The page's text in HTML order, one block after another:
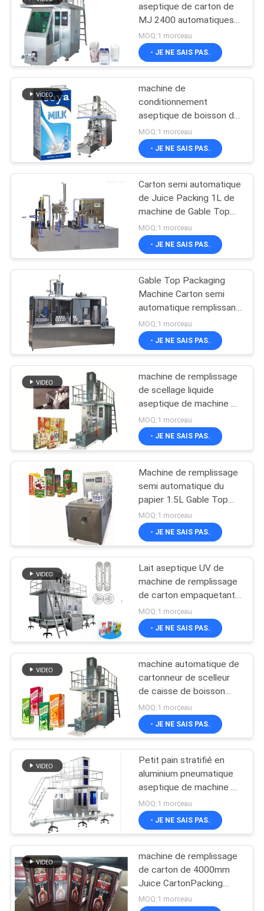
NOUVELLES
LES
AFFAIRES
DEMANDEZ
UN DEVIS
PLAN
SITE
PRIVACY
POLICY
Machine à emballer
de joint hermétique
Machine à emballer
ondulée de boîte
29
machine à emballer
de sachet à thé
machine de
cartonnage
automatique
Machine de
remplissage
aseptique de carton
Machine de
Palletizer de robot
12
Machine de scellage
remplissante de
tasse
38
aseptique de carton de
MJ 2400 automatiques
1000ML pour la boisson
de lait
MOQ:1 morceau
- JE NE SAIS PAS.
machine de
conditionnement
aseptique de boisson de
machine de remplissage
de carton de la brique
125ml
MOQ:1 morceau
- JE NE SAIS PAS.
Carton semi automatique
de Juice Packing 1L de
machine de Gable Top
Aseptic Carton Filling
MOQ:1 morceau
- JE NE SAIS PAS.
Gable Top Packaging
Machine Carton semi
automatique remplissant
dessus de toit de CAD
1200
MOQ:1 morceau
- JE NE SAIS PAS.
machine de remplissage
de scellage liquide
aseptique de machine de
remplissage du carton
250ml pour des cartons
de brick typepack
MOQ:1 morceau
- JE NE SAIS PAS.
Machine de remplissage
semi automatique du
papier 1.5L Gable Top
Multi Function
MOQ:1 morceau
- JE NE SAIS PAS.
Lait aseptique UV de
machine de remplissage
de carton empaquetant
2000 machines de BPH
MOQ:1 morceau
- JE NE SAIS PAS.
machine automatique de
cartonneur de scelleur
de caisse de boisson
pneumatique de PLC
350ml
MOQ:1 morceau
- JE NE SAIS PAS.
Petit pain stratifié en
aluminium pneumatique
aseptique de machine de
remplissage de carton
de brique de boisson
MOQ:1 morceau
- JE NE SAIS PAS.
machine de remplissage
de carton de 4000mm
Juice CartonPacking
Machine Gable Top 2000
MOQ:1 morceau